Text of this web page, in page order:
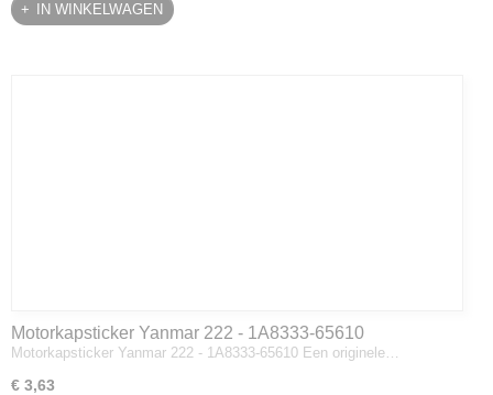
IN WINKELWAGEN
Motorkapsticker Yanmar 222 - 1A8333-65610
Motorkapsticker Yanmar 222 - 1A8333-65610 Een originele…
€ 3,63